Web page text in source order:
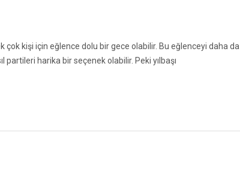
çok kişi için eğlence dolu bir gece olabilir. Bu eğlenceyi daha da
partileri harika bir seçenek olabilir. Peki yılbaşı